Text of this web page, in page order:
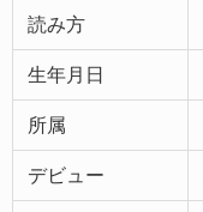
読み方
生年月日
所属
デビュー